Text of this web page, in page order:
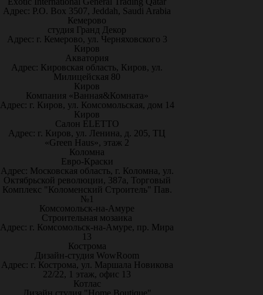
Адрес: P.O. Box 3507, Jeddah, Saudi Arabia
Кемерово
студия Гранд Декор
Адрес: г. Кемерово, ул. Черняховского 3
Киров
Акватория
Адрес: Кировская область, Киров, ул.
Милицейская 80
Киров
Компания «Ванная&Комната»
Адрес: г. Киров, ул. Комсомольская, дом 14
Киров
Салон ELETTO
Адрес: г. Киров, ул. Ленина, д. 205, ТЦ
«Green Haus», этаж 2
Коломна
Евро-Краски
Адрес: Московская область, г. Коломна, ул.
Октябрьской революции, 387а, Торговый
Комплекс "Коломенский Строитель" Пав.
№1
Комсомольск-на-Амуре
Строительная мозаика
Адрес: г. Комсомольск-на-Амуре, пр. Мира
13
Кострома
Дизайн-студия WowRoom
Адрес: г. Кострома, ул. Маршала Новикова
22/22, 1 этаж, офис 13
Котлас
Дизайн студия "Home Boutique"